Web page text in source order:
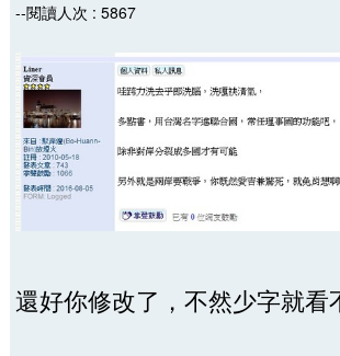
--閱讀人次 : 5867
還好你修改了，不然少字就看